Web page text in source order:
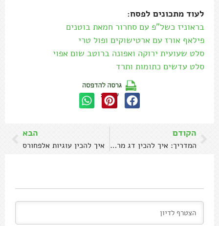
לעוד מתכונים לפסח:
בראוניז כשל"פ עם סחרור חמאת בוטנים
פילאף אורז עם ארטישוקים ופול טרי
סלט שעועית ירוקה ואפונה ברוטב שום אפוי
סלט עדשים כתומות ותרד
שתפו:
הקודם
המדריך: איך להכין דג מרוקאי
הבא
איך להכין עוגיות אלפחורס